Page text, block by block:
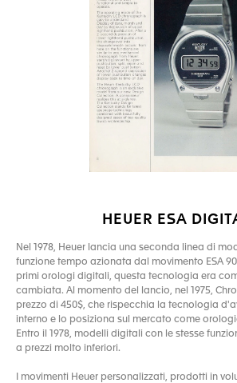
HEUER ESA
Nel 1978, Heuer lancia una seconda linea di
funzione tempo azionata dal movimento ESA
primi orologi digitali, questa tecnologia era
cambiata. Al momento del lancio, nel 1975,
prezzo di 450$, che rispecchia la tecnologia
interno e lo posiziona sul mercato come
Entro il 1978, modelli digitali con le stesse
a prezzi molto inferiori.
I movimenti Heuer personalizzati, prodotti in